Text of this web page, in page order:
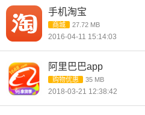
手机淘宝
商城 27.72 MB
2016-04-11 15:14:03
阿里巴巴app
购物优惠 35 MB
2018-03-21 12:38:42